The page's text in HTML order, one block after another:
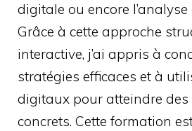
digitale ou encore l’analyse
Grâce à cette approche
interactive, j’ai appris à
stratégies efficaces et à
digitaux pour atteindre des
concrets. Cette formation